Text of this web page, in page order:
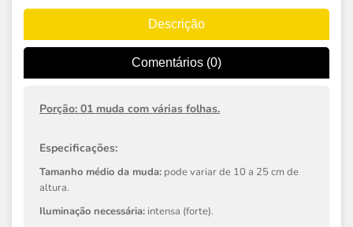
Descrição
Comentários (0)
Porção: 01 muda com várias folhas.
Especificações:
Tamanho médio da muda: pode variar de 10 a 25 cm de
altura.
Iluminação necessária: intensa (forte).